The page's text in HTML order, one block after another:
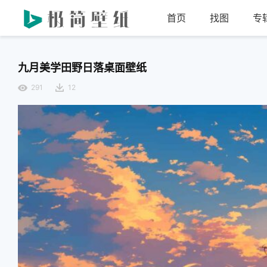
首页 找图 专
九月美学田野日落桌面壁纸
291 12